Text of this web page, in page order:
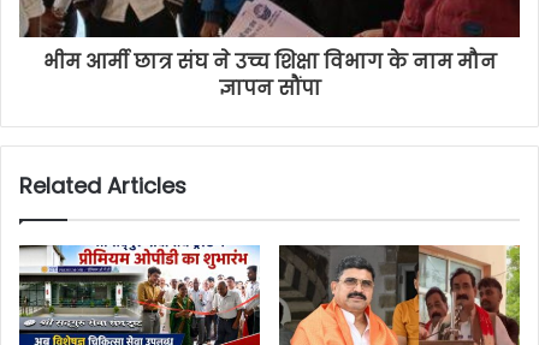
भीम आर्मी छात्र संघ ने उच्च शिक्षा विभाग के नाम मौन
ज्ञापन सौंपा
Related Articles